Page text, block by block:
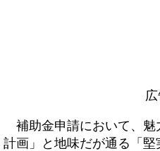
補助金申請において、
計画」と地味だが通る「